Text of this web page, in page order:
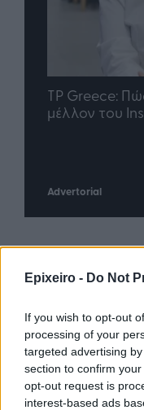
Epixeiro - Do Not
If you wish to opt-out
processing of your
targeted advertising
section to confirm
opt-out request is
interest-based ads
TP Greece:
μέλλον του
Advertorial
Περισσότερα
Η